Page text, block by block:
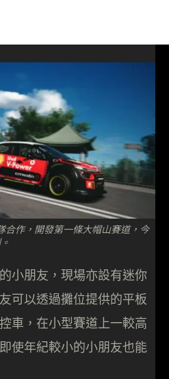
合作，開發第一條大帽山賽道，今
小朋友，現場亦設有迷你
可以透過攤位提供的平板
車，在小型賽道上一較高
使年紀較小的小朋友也能